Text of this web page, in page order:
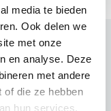
media te bieden
Ook delen we
met onze
en analyse. Deze
met andere
of die ze hebben
hun services.